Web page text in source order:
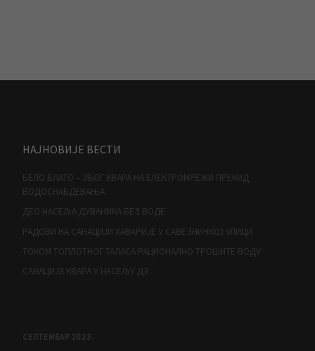
НАЈНОВИЈЕ ВЕСТИ
БЕЛО БЛАТО – ЗБОГ КВАРА НА ЕЛЕКТРОМРЕЖИ ПРЕКИД
ВОДОСНАБДЕВАЊА
ДЕО НАСЕЉА ДУВАНИКА БЕЗ ВОДЕ
РАДОВИ НА САНАЦИЈИ ХАВАРИЈЕ У САВЕЗНИЧКОЈ УЛИЦИ
ТОКОМ ТОПЛОТНОГ ТАЛАСА РАЦИОНАЛНО ТРОШИТЕ ВОДУ
САНАЦИЈА КВАРА У НАСЕЉУ Д3
СЕПТЕМБАР 2023.